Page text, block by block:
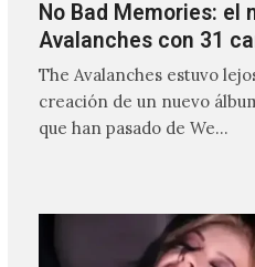
No Bad Memories: el
Avalanches con 31
The Avalanches estuvo
creación de un nuevo
que han pasado de We…